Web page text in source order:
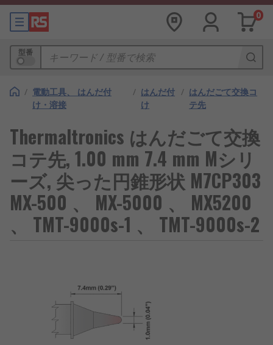
0
型番
/ 電動工具、 はんだ付
け・溶接
/ はんだ付
け
/ はんだごて交換コ
テ先
Thermaltronics はんだごて交換
コテ先, 1.00 mm 7.4 mm Mシリ
ーズ, 尖った円錐形状 M7CP303
MX-500 、 MX-5000 、 MX5200
、 TMT-9000s-1 、 TMT-9000s-2